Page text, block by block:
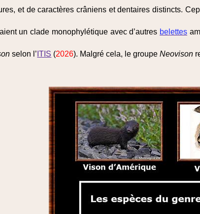
et de caractères crâniens et dentaires distincts.
un clade monophylétique avec d’autres belettes
selon l’ ITIS (2026). Malgré cela, le groupeNeovison